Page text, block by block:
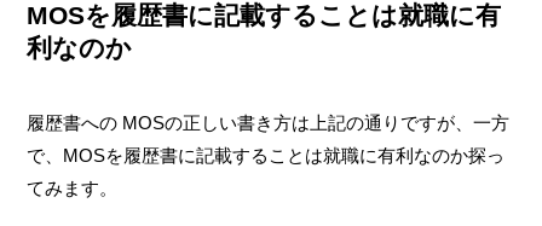
MOSを履歴書に記載することは就職に有
利なのか
履歴書への MOSの正しい書き方は上記の通りですが、一方
で、MOSを履歴書に記載することは就職に有利なのか探っ
てみます。